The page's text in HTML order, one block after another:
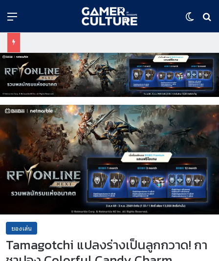
Menu
ของเล่น
Tamagotchi แปลงร่างเป็นลูกกวาด! กา